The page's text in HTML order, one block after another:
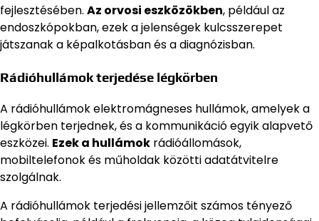
fejlesztésében. Az orvosi eszközökben, például az
endoszkópokban, ezek a jelenségek kulcsszerepet
játszanak a képalkotásban és a diagnózisban.
Rádióhullámok terjedése légkörben
A rádióhullámok elektromágneses hullámok, amelyek a
légkörben terjednek, és a kommunikáció egyik alapvető
eszközei. Ezek a hullámok rádióállomások,
mobiltelefonok és műholdak közötti adatátvitelre
szolgálnak.
A rádióhullámok terjedési jellemzőit számos tényező